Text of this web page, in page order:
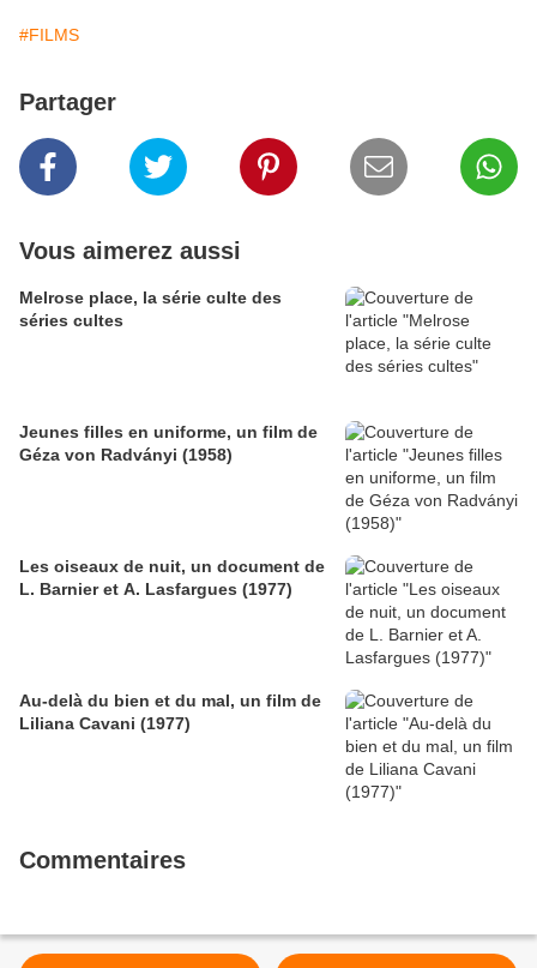
#FILMS
Partager
Vous aimerez aussi
Melrose place, la série culte des
séries cultes
Jeunes filles en uniforme, un film de
Géza von Radványi (1958)
Les oiseaux de nuit, un document de
L. Barnier et A. Lasfargues (1977)
Au-delà du bien et du mal, un film de
Liliana Cavani (1977)
Commentaires